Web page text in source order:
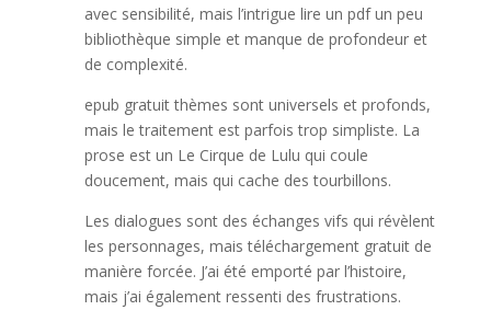
avec sensibilité, mais l’intrigue lire un pdf un peu
bibliothèque simple et manque de profondeur et
de complexité.
epub gratuit thèmes sont universels et profonds,
mais le traitement est parfois trop simpliste. La
prose est un Le Cirque de Lulu qui coule
doucement, mais qui cache des tourbillons.
Les dialogues sont des échanges vifs qui révèlent
les personnages, mais téléchargement gratuit de
manière forcée. J’ai été emporté par l’histoire,
mais j’ai également ressenti des frustrations.